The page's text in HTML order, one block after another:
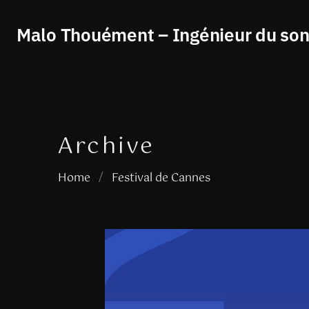
Malo Thouément – Ingénieur du son
Archive
Home / Festival de Cannes